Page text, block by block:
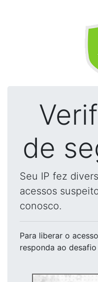
de
Seu IP fez
acessos
conosco.
Para liberar o acesso
responda ao